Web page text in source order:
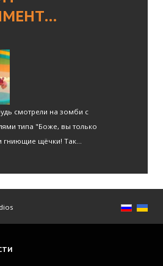
смотрели на зомби с
типа "Боже, вы только
гниющие щёчки! Так...